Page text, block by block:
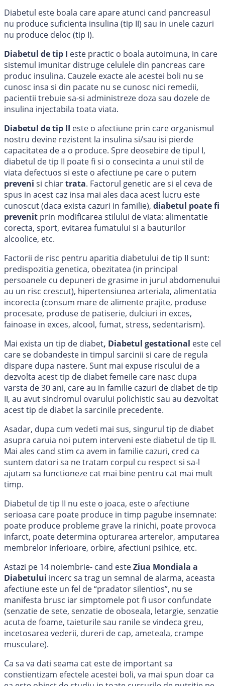
Diabetul este boala care apare atunci cand pancreasul
nu produce suficienta insulina (tip II) sau in unele cazuri
nu produce deloc (tip I).
Diabetul de tip I este practic o boala autoimuna, in care
sistemul imunitar distruge celulele din pancreas care
produc insulina. Cauzele exacte ale acestei boli nu se
cunosc insa si din pacate nu se cunosc nici remedii,
pacientii trebuie sa-si administreze doza sau dozele de
insulina injectabila toata viata.
Diabetul de tip II este o afectiune prin care organismul
nostru devine rezistent la insulina si/sau isi pierde
capacitatea de a o produce. Spre deosebire de tipul I,
diabetul de tip II poate fi si o consecinta a unui stil de
viata defectuos si este o afectiune pe care o putem
preveni si chiartrata. Factorul genetic are si el ceva de
spus in acest caz insa mai ales daca acest lucru este
cunoscut (daca exista cazuri in familie), diabetul poate fi
prevenit prin modificarea stilului de viata: alimentatie
corecta, sport, evitarea fumatului si a bauturilor
alcoolice, etc.
Factorii de risc pentru aparitia diabetului de tip II sunt:
predispozitia genetica, obezitatea (in principal
persoanele cu depuneri de grasime in jurul abdomenului
au un risc crescut), hipertensiunea arteriala, alimentatia
incorecta (consum mare de alimente prajite, produse
procesate, produse de patiserie, dulciuri in exces,
fainoase in exces, alcool, fumat, stress, sedentarism).
Mai exista un tip de diabet, Diabetul gestational este cel
care se dobandeste in timpul sarcinii si care de regula
dispare dupa nastere. Sunt mai expuse riscului de a
dezvolta acest tip de diabet femeile care nasc dupa
varsta de 30 ani, care au in familie cazuri de diabet de tip
II, au avut sindromul ovarului polichistic sau au dezvoltat
acest tip de diabet la sarcinile precedente.
Asadar, dupa cum vedeti mai sus, singurul tip de diabet
asupra caruia noi putem interveni este diabetul de tip II.
Mai ales cand stim ca avem in familie cazuri, cred ca
suntem datori sa ne tratam corpul cu respect si sa-l
ajutam sa functioneze cat mai bine pentru cat mai mult
timp.
Diabetul de tip II nu este o joaca, este o afectiune
serioasa care poate produce in timp pagube insemnate:
poate produce probleme grave la rinichi, poate provoca
infarct, poate determina opturarea arterelor, amputarea
membrelor inferioare, orbire, afectiuni psihice, etc.
Astazi pe 14 noiembrie- cand esteZiua Mondiala a
Diabetului incerc sa trag un semnal de alarma, aceasta
afectiune este un fel de “pradator silentios”, nu se
manifesta brusc iar simptomele pot fi usor confundate
(senzatie de sete, senzatie de oboseala, letargie, senzatie
acuta de foame, taieturile sau ranile se vindeca greu,
incetosarea vederii, dureri de cap, ameteala, crampe
musculare).
Ca sa va dati seama cat este de important sa
constientizam efectele acestei boli, va mai spun doar ca